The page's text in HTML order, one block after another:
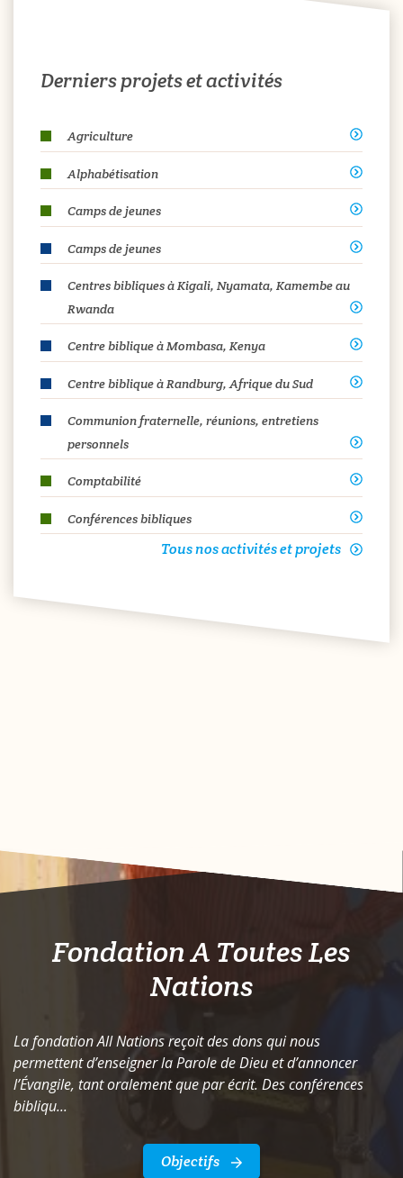
Derniers projets et activités
Agriculture
Alphabétisation
Camps de jeunes
Camps de jeunes
Centres bibliques à Kigali, Nyamata, Kamembe au
Rwanda
Centre biblique à Mombasa, Kenya
Centre biblique à Randburg, Afrique du Sud
Communion fraternelle, réunions, entretiens
personnels
Comptabilité
Conférences bibliques
Tous nos activités et projets
Fondation A Toutes Les
Nations
La fondation All Nations reçoit des dons qui nous
permettent d’enseigner la Parole de Dieu et d’annoncer
l’Évangile, tant oralement que par écrit. Des conférences
bibliqu...
Objectifs